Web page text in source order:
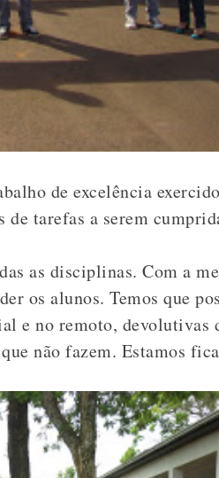
de excelência
tarefas a serem
as disciplinas. Com a
os alunos. Temos que
e no remoto, devolutivas
não fazem. Estamos